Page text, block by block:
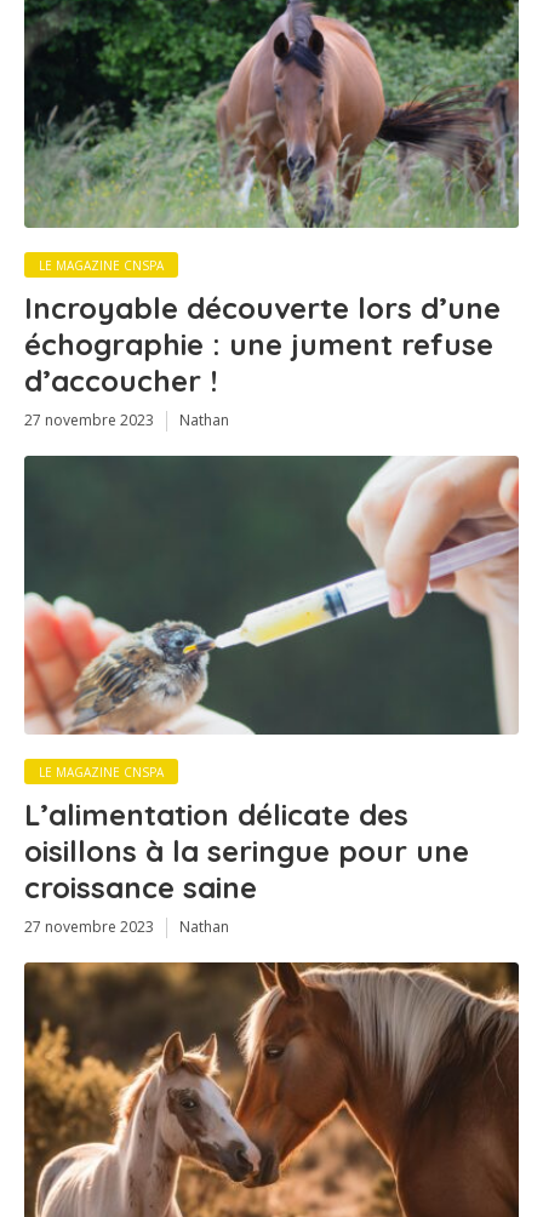
LE MAGAZINE CNSPA
Incroyable découverte lors d’une
échographie : une jument refuse
d’accoucher !
27 novembre 2023 Nathan
LE MAGAZINE CNSPA
L’alimentation délicate des
oisillons à la seringue pour une
croissance saine
27 novembre 2023 Nathan